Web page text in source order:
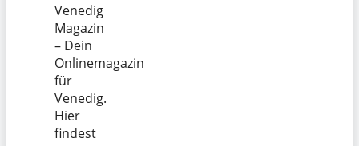
Venedig
Magazin
– Dein
Onlinemagazin
für
Venedig.
Hier
findest